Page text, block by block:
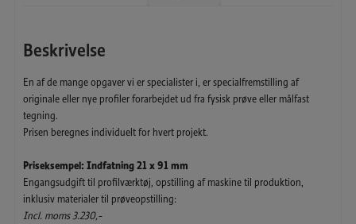
Beskrivelse
En af de mange opgaver vi er specialister i, er specialfremstilling af
originale eller nye profiler forarbejdet ud fra fysisk prøve eller målfast
tegning.
Prisen beregnes individuelt for hvert projekt.
Priseksempel: Indfatning 21 x 91 mm
Engangsudgift til profilværktøj, opstilling af maskine til produktion,
inklusiv materialer til prøveopstilling:
Incl. moms 3.230,-